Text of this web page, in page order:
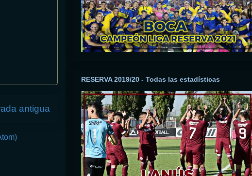
antigua
RESERVA 2019/20 - Todas las estadísticas